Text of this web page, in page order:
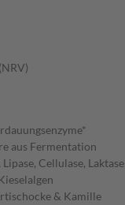
aus Fermentation
Cellulase, Laktase
& Kamille